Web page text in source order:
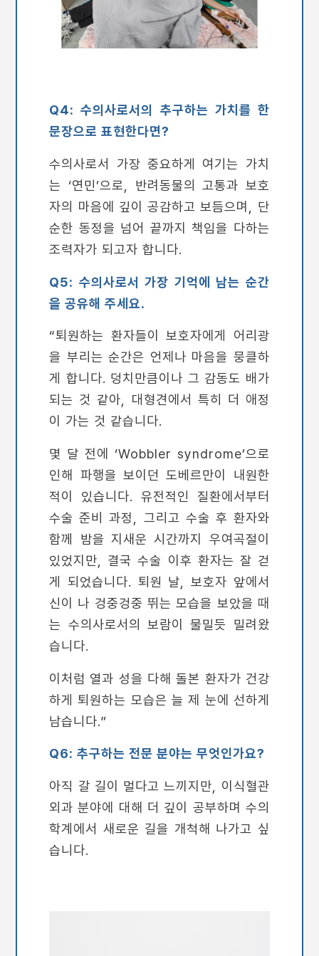
Q4: 수의사로서의 추구하는 가치를 한
문장으로 표현한다면?
수의사로서 가장 중요하게 여기는 가치
는 ‘연민’으로, 반려동물의 고통과 보호
자의 마음에 깊이 공감하고 보듬으며, 단
순한 동정을 넘어 끝까지 책임을 다하는
조력자가 되고자 합니다.
Q5: 수의사로서 가장 기억에 남는 순간
을 공유해 주세요.
“퇴원하는 환자들이 보호자에게 어리광
을 부리는 순간은 언제나 마음을 뭉클하
게 합니다. 덩치만큼이나 그 감동도 배가
되는 것 같아, 대형견에서 특히 더 애정
이 가는 것 같습니다.
몇 달 전에 ‘Wobbler syndrome’으로
인해 파행을 보이던 도베르만이 내원한
적이 있습니다. 유전적인 질환에서부터
수술 준비 과정, 그리고 수술 후 환자와
함께 밤을 지새운 시간까지 우여곡절이
있었지만, 결국 수술 이후 환자는 잘 걷
게 되었습니다. 퇴원 날, 보호자 앞에서
신이 나 겅중겅중 뛰는 모습을 보았을 때
는 수의사로서의 보람이 물밀듯 밀려왔
습니다.
이처럼 열과 성을 다해 돌본 환자가 건강
하게 퇴원하는 모습은 늘 제 눈에 선하게
남습니다.”
Q6: 추구하는 전문 분야는 무엇인가요?
아직 갈 길이 멀다고 느끼지만, 이식혈관
외과 분야에 대해 더 깊이 공부하며 수의
학계에서 새로운 길을 개척해 나가고 싶
습니다.